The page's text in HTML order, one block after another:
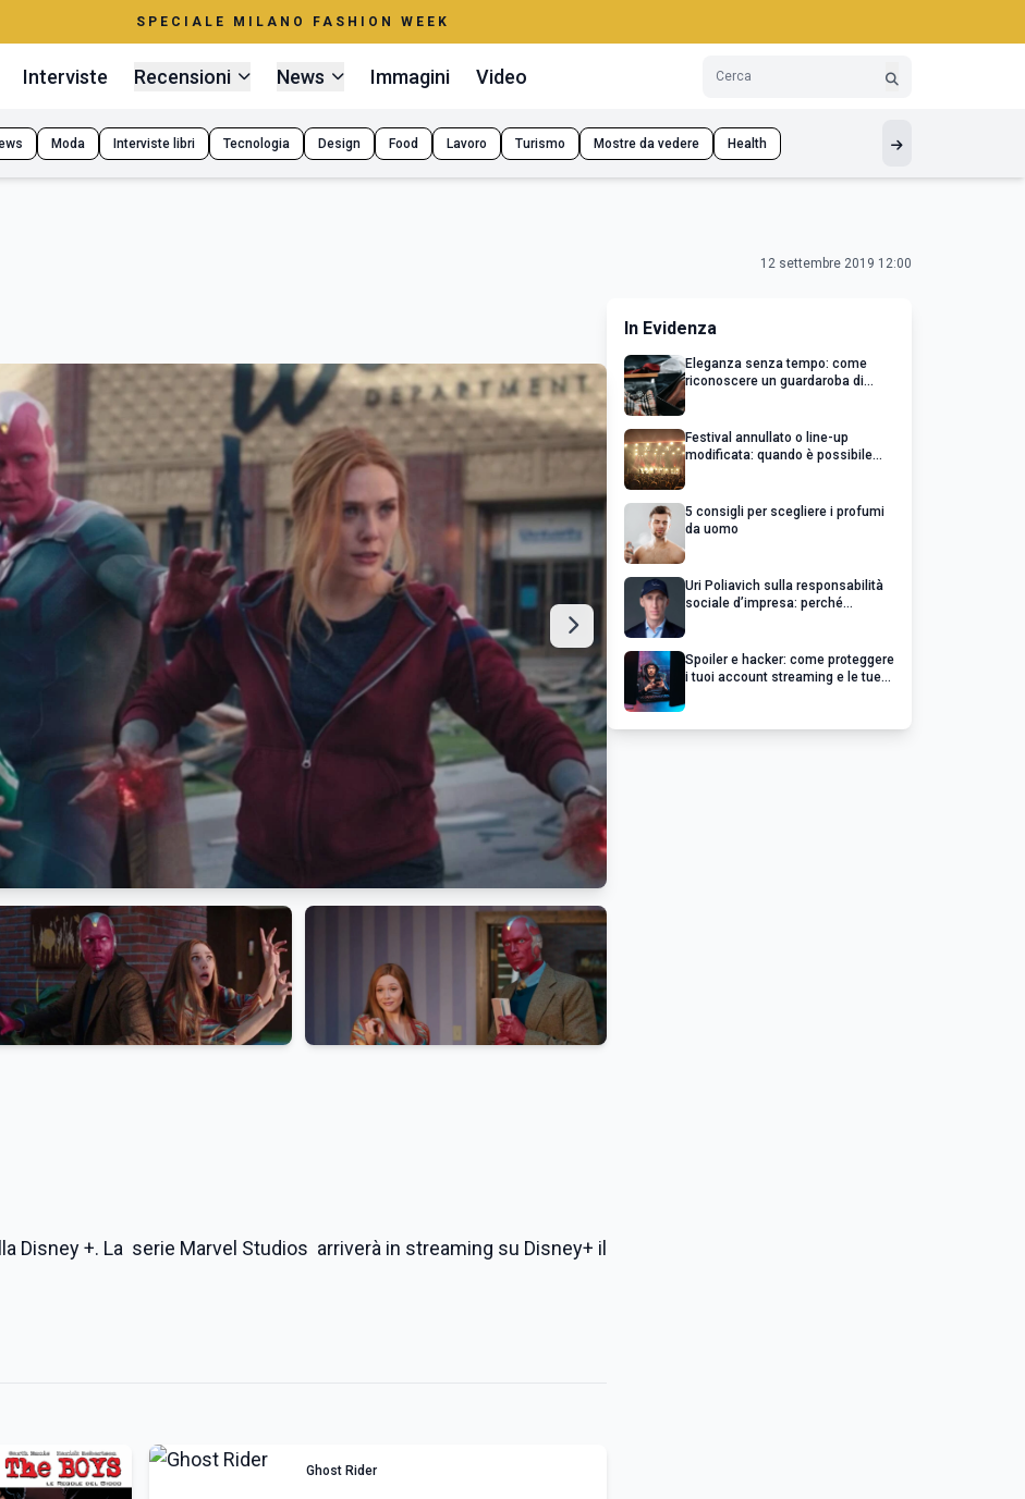
SPECIALE MILANO FASHION WEEK
Interviste Recensioni News Immagini Video
Moda Interviste libri Tecnologia Design Food Lavoro Turismo Mostre da vedere Health
12 settembre 2019 12:00
Disney +. La serie Marvel Studios arriverà in streaming su Disney+ il
Ghost Rider
In Evidenza
Eleganza senza tempo: come
riconoscere un guardaroba di
Festival annullato o line-up
modificata: quando è possibile
5 consigli per scegliere i profumi
da uomo
Uri Poliavich sulla responsabilità
sociale d’impresa: perché
Spoiler e hacker: come proteggere
i tuoi account streaming e le tue